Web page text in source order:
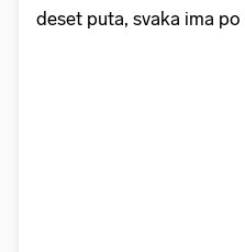
deset puta, svaka ima